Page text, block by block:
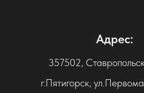
Адрес:
357502,
г.Пятигорск,